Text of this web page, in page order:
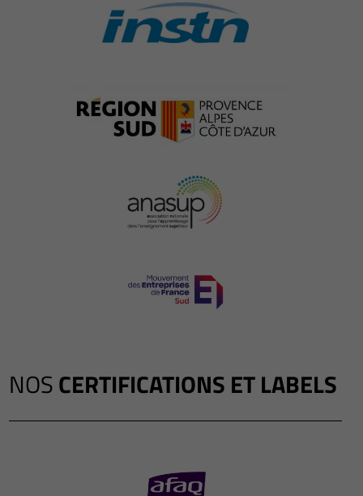
NOSCERTIFICATIONS ET LABELS